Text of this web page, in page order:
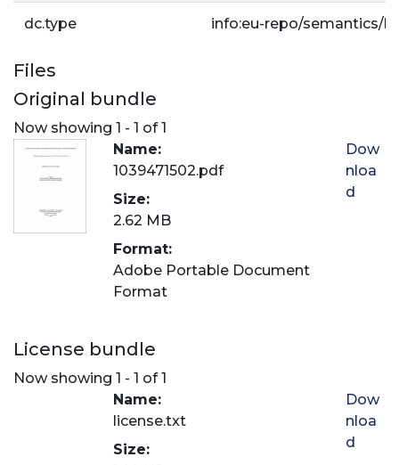
dc.type info:eu-repo/semantics/
Files
Original bundle
Now showing 1 - 1 of 1
Name:
1039471502.pdf
Size:
2.62 MB
Format:
Adobe Portable Document
Format
Dow
nloa
d
License bundle
Now showing 1 - 1 of 1
Name:
license.txt
Size:
Dow
nloa
d